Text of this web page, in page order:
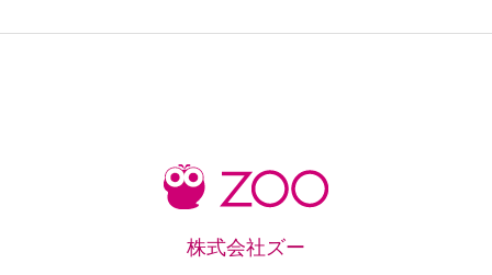
株式会社ズー